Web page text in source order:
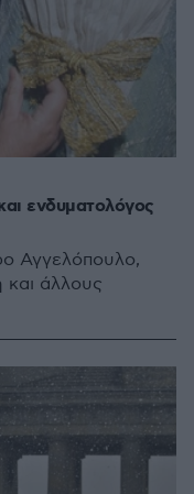
ενδυματολόγος
Αγγελόπουλο,
άλλους